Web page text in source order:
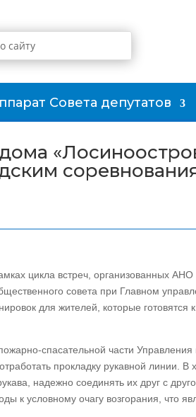
Совета депутатов
цикла встреч, организованных
совета при Главном
для жителей, которые готовятся
спасательной части
прокладку рукавной линии. В
надежно соединять их друг с
к условному очагу возгорания, что